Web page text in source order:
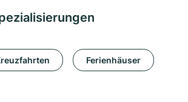
Ferienhäuser